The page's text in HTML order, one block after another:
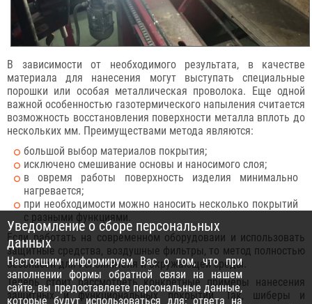
В зависимости от необходимого результата, в качестве
материала для нанесения могут выступать специальные
порошки или особая металлическая проволока. Еще одной
важной особенностью газотермического напыления считается
возможность восстановления поверхности металла вплоть до
нескольких мм. Преимуществами метода являются:
большой выбор материалов покрытия;
исключено смешивание основы и наносимого слоя;
в овремя работы поверхность изделия минимально
нагревается;
при необходимости можно наносить несколько покрытий
с разными функциями.
Если работать на современном оборудоваии и использовать
защитные средства, воздушные фильтры, то метод полностью
безопасен для исполнителя и окружающей среды.
Теперь стоит рассмотреть конкретные примеры нанесения
защитных и функциональных покрытий. Так, шиберы и
Уведомление о сборе персональных
данных
Настоящим информируем Вас о том, что при
заполнении формы обратной связи на нашем
сайте, вы предоставляете персональные данные,
которые будут использоваться для: ответа на